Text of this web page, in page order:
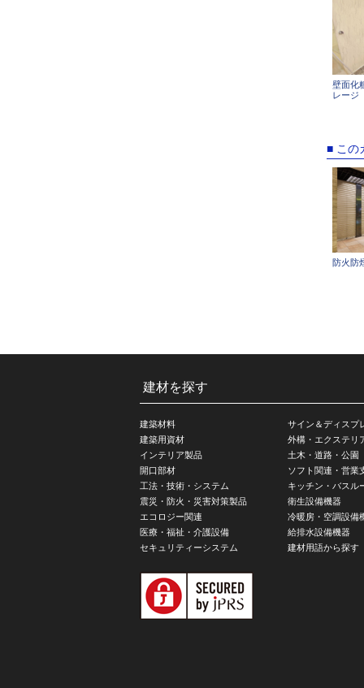
壁面化
レージ
■ この
防火防
建材を探す
建築材料
建築用資材
インテリア製品
開口部材
工法・技術・システム
震災・防火・災害対策製品
エコロジー関連
医療・福祉・介護設備
セキュリティーシステム
サイン＆ディスプ
外構・エクステリ
土木・道路・公園
ソフト関連・営業
キッチン・バスル
衛生設備機器
冷暖房・空調設備
給排水設備機器
建材用語から探す